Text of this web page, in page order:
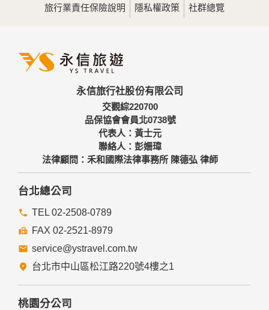
為提供精確的服務，我們會將收集的問卷調查內容進行統計與
分析，分析結果之統計數據或說明文字呈現，除供內部研究
三、資料之保護
備及必要的安全防護措施，加以保護網站及您的個人資料採用
嚴格的保護措施，只由經過授權的人員才能接觸您的個人資
料，相關處理人員皆簽有保密合約，如有違反保密義務者，將
會受到相關的法律處分。
如因業務需要有必要委託其他單位提供服務時，本網站亦會嚴
格要求其遵守保密義務，並且採取必要檢查程序以確定其將確
實遵守。
四、網站對外的相關連結
提供的連結，點選進入其他網站。但該連結網站不適用本網站
的隱私權保護政策，您必須參考該連結網站中的隱私權保護政
策。
五、與第三人共用個人資料之政策
本網站絕不會提供、交換、出租或出售任何您的個人資料給其
他個人、團體、私人企業或公務機關，但有法律依據或合約義
務者，不在此限。
旅行業責任保險說明 隱私權政策 社群總覽
永信旅行社股份有限公司
交觀綜220700
品保協會會員北0738號
代表人：黃士元
聯絡人：彭姍瑋
法律顧問：禾和國際法律事務所 陳德弘 律師
台北總公司
TEL 02-2508-0789
FAX 02-2521-8979
service@ystravel.com.tw
台北市中山區松江路220號4樓之1
桃園分公司